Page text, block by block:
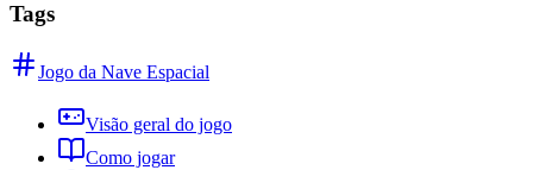
Tags
Jogo da Nave Espacial
Visão geral do jogo
Como jogar